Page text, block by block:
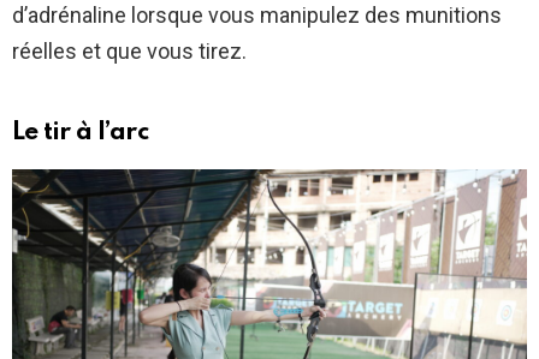
d’adrénaline lorsque vous manipulez des munitions
réelles et que vous tirez.
Le tir à l’arc